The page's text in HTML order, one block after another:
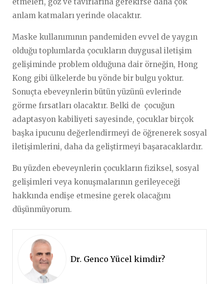
anlam katmaları yerinde olacaktır.
Maske kullanımının pandemiden evvel de yaygın
olduğu toplumlarda çocukların duygusal iletişim
gelişiminde problem olduğuna dair örneğin, Hong
Kong gibi ülkelerde bu yönde bir bulgu yoktur.
Sonuçta ebeveynlerin bütün yüzünü evlerinde
görme fırsatları olacaktır. Belki de çocuğun
adaptasyon kabiliyeti sayesinde, çocuklar birçok
başka ipucunu değerlendirmeyi de öğrenerek sosyal
iletişimlerini, daha da geliştirmeyi başaracaklardır.
Bu yüzden ebeveynlerin çocukların fiziksel, sosyal
gelişimleri veya konuşmalarının gerileyeceği
hakkında endişe etmesine gerek olacağını
düşünmüyorum.
Dr. Genco Yücel kimdir?